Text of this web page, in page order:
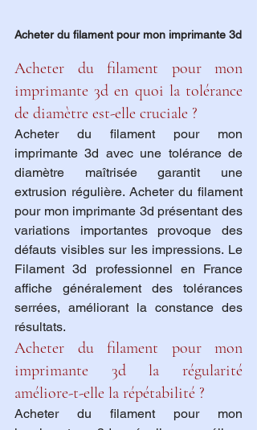
Acheter du filament pour mon imprimante 3d
Acheter du filament pour mon
imprimante 3d en quoi la tolérance
de diamètre est-elle cruciale ?
Acheter du filament pour mon
imprimante 3d avec une tolérance de
diamètre maîtrisée garantit une
extrusion régulière. Acheter du filament
pour mon imprimante 3d présentant des
variations importantes provoque des
défauts visibles sur les impressions. Le
Filament 3d professionnel en France
affiche généralement des tolérances
serrées, améliorant la constance des
résultats.
Acheter du filament pour mon
imprimante 3d la régularité
améliore-t-elle la répétabilité ?
Acheter du filament pour mon